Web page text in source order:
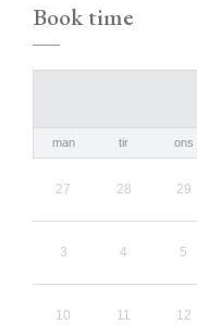
Book time
man tir ons
27 28 29
3 4 5
10 11 12